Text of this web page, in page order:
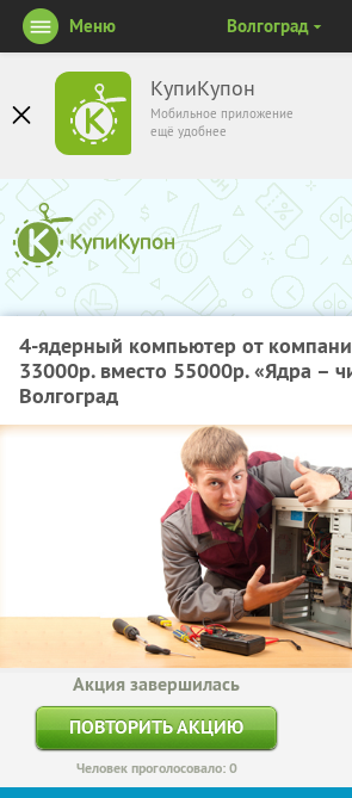
КупиКупон
Мобильное приложение
ещё удобнее
Меню Волгоград
4-ядерный компьютер от
33000р. вместо 55000р. «Ядра –
Волгоград
Акция завершилась
ПОВТОРИТЬ АКЦИЮ
Человек проголосовало: 0